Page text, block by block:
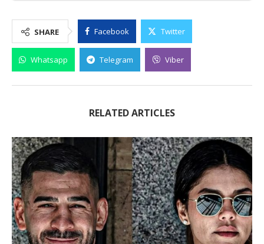
SHARE Facebook Twitter
Whatsapp Telegram Viber
RELATED ARTICLES